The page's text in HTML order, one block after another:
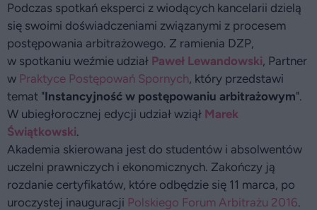
Podczas spotkań eksperci z wiodących kancelarii dzielą
się swoimi doświadczeniami związanymi z procesem
postępowania arbitrażowego. Z ramienia DZP,
w spotkaniu weźmie udział Paweł Lewandowski, Partner
w Praktyce Postępowań Spornych, który przedstawi
temat "Instancyjność w postępowaniu arbitrażowym".
W ubiegłorocznej edycji udział wziął Marek
Świątkowski.
Akademia skierowana jest do studentów i absolwentów
uczelni prawniczych i ekonomicznych. Zakończy ją
rozdanie certyfikatów, które odbędzie się 11 marca, po
uroczystej inauguracji Polskiego Forum Arbitrażu 2016.